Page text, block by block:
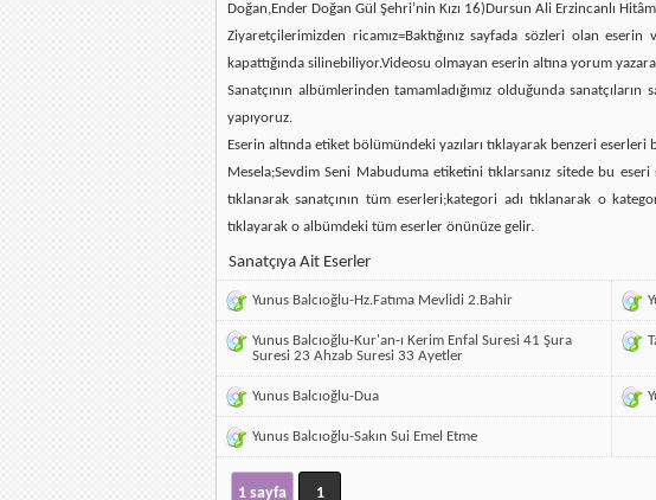
Doğan,Ender Doğan Gül Şehri’nin Kızı 16)Dursun Ali Erzincanlı Hitâm
Ziyaretçilerimizden ricamız=Baktığınız sayfada sözleri olan
kapattığında silinebiliyor.Videosu olmayan eserin altına yorum
Sanatçının albümlerinden tamamladığımız olduğunda
yapıyoruz.
Eserin altında etiket bölümündeki yazıları tıklayarak benzeri
Mesela;Sevdim Seni Mabuduma etiketini tıklarsanız sitede bu
tıklanarak sanatçının tüm eserleri;kategori adı tıklanarak o
tıklayarak o albümdeki tüm eserler önünüze gelir.
Sanatçıya Ait Eserler
Yunus Balcıoğlu-Hz.Fatıma Mevlidi 2.Bahir
Yunus Balcıoğlu-Kur'an-ı Kerim Enfal Suresi 41 Şura
Suresi 23 Ahzab Suresi 33 Ayetler
Yunus Balcıoğlu-Dua
Yunus Balcıoğlu-Sakın Sui Emel Etme
1 sayfa 1